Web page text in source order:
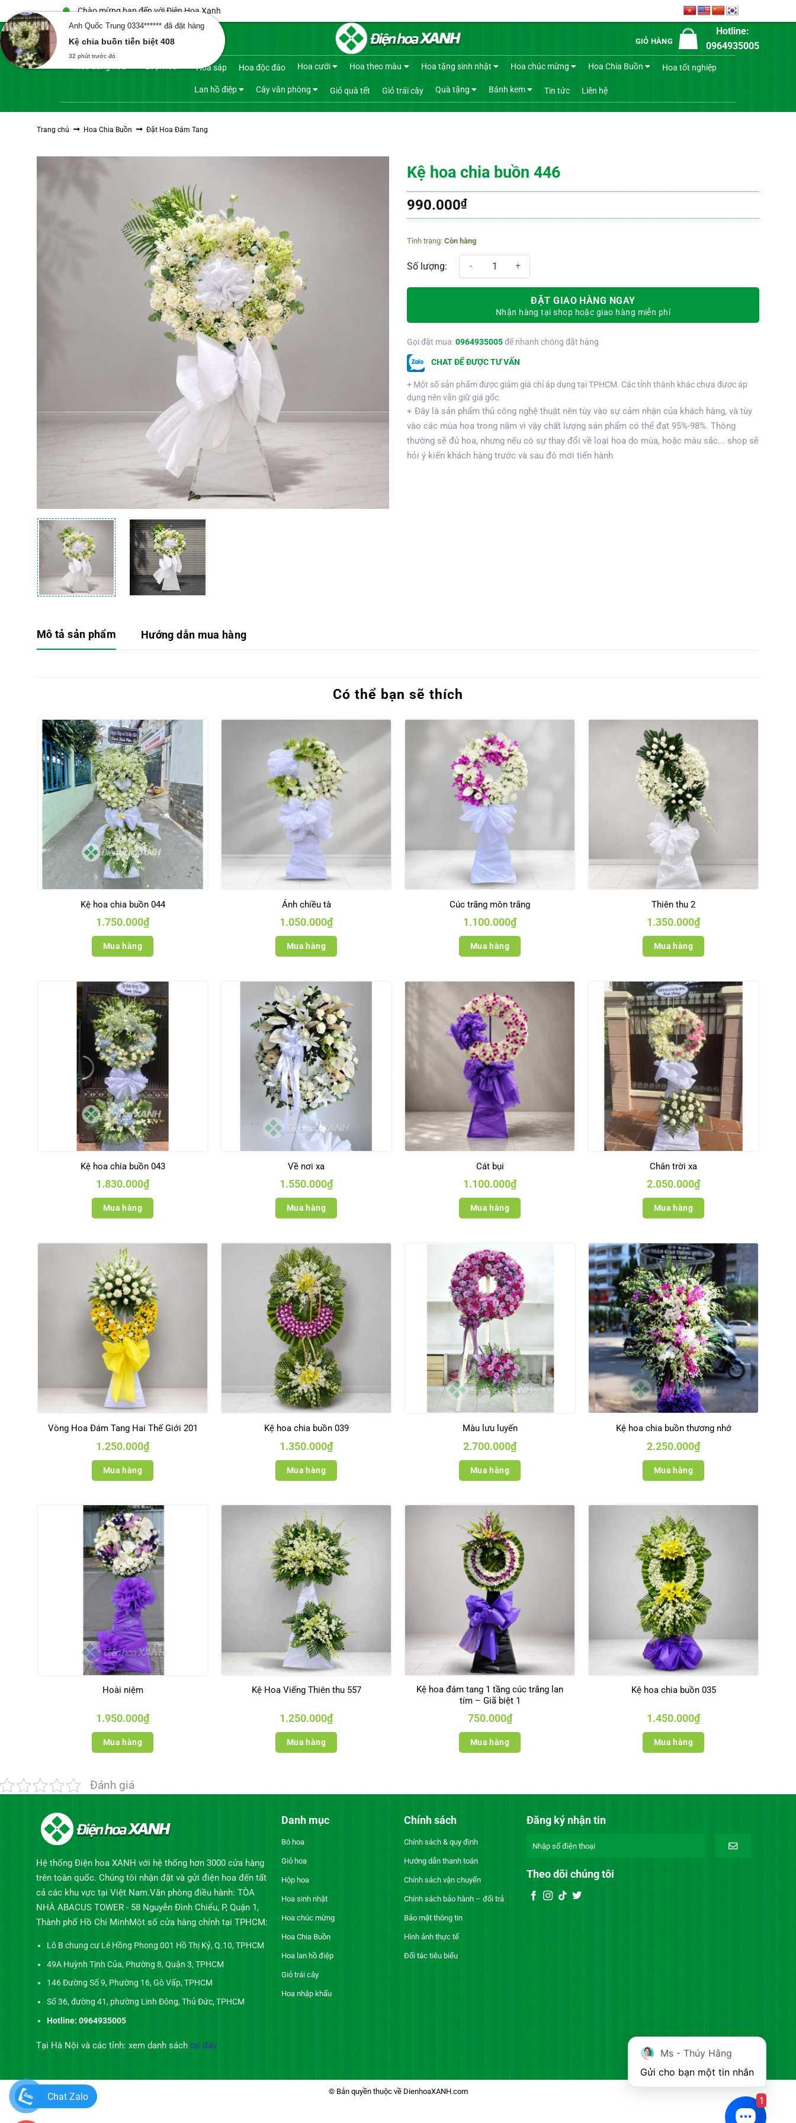
qua
nội
dung
Chào mừng bạn đến với Điện Hoa Xanh
Tìm
kiếm:
GIỎ HÀNG
Hotline:
0964935005
Kiểu dáng hoa Loại hoa Hoa sáp Hoa độc đáo Hoa cưới Hoa theo màu Hoa tặng sinh nhật Hoa chúc mừng Hoa Chia Buồn Hoa tốt nghiệp
Lan hồ điệp Cây văn phòng Giỏ quà tết Giỏ trái cây Quà tặng Bánh kem Tin tức Liên hệ
Trang chủ Hoa Chia Buồn Đặt Hoa Đám Tang
Kệ hoa chia buồn 446
990.000₫
Còn hàng
Kệ hoa chia buồn 446 số lượng
ĐẶT GIAO HÀNG NGAY
Nhận hàng tại shop hoặc giao hàng miễn phí
Gọi đặt mua:0964935005để nhanh chóng đặt hàng
CHAT ĐỂ ĐƯỢC TƯ VẤN
+ Một số sản phẩm được giảm giá chỉ áp dụng tại TPHCM. Các tỉnh thành khác chưa được áp
dụng nên vẫn giữ giá gốc.
+ Đây là sản phẩm thủ công nghệ thuật nên tùy vào sự cảm nhận của khách hàng, và tùy
vào các mùa hoa trong năm vì vậy chất lượng sản phẩm có thể đạt 95%-98%. Thông
thường sẽ đủ hoa, nhưng nếu có sự thay đổi về loại hoa do mùa, hoặc màu sắc... shop sẽ
hỏi ý kiến khách hàng trước và sau đó mới tiến hành
Mô tả sản phẩm Hướng dẫn mua hàng
Có thể bạn sẽ thích
Kệ hoa chia buồn 044
1.750.000₫
Mua hàng
Ánh chiều tà
1.050.000₫
Mua hàng
Cúc trắng môn trắng
1.100.000₫
Mua hàng
Thiên thu 2
1.350.000₫
Mua hàng
Kệ hoa chia buồn 043
1.830.000₫
Mua hàng
Về nơi xa
1.550.000₫
Mua hàng
Cát bụi
1.100.000₫
Mua hàng
Chân trời xa
2.050.000₫
Mua hàng
Vòng Hoa Đám Tang Hai Thế Giới 201
1.250.000₫
Mua hàng
Kệ hoa chia buồn 039
1.350.000₫
Mua hàng
Màu lưu luyến
2.700.000₫
Mua hàng
Kệ hoa chia buồn thương nhớ
2.250.000₫
Mua hàng
Hoài niệm
1.950.000₫
Mua hàng
Kệ Hoa Viếng Thiên thu 557
1.250.000₫
Mua hàng
Kệ hoa đám tang 1 tầng cúc trắng lan
tím – Giã biệt 1
750.000₫
Mua hàng
Kệ hoa chia buồn 035
1.450.000₫
Mua hàng
Đánh giá
Hệ thống Điện hoa XANH với hệ thống hơn 3000 cửa hàng
trên toàn quốc. Chúng tôi nhận đặt và gửi điện hoa đến tất
cả các khu vực tại Việt Nam.Văn phòng điều hành: TÒA
NHÀ ABACUS TOWER - 58 Nguyễn Đình Chiểu, P, Quận 1,
Thành phố Hồ Chí MinhMột số cửa hàng chính tại TPHCM:
Lô B chung cư Lê Hồng Phong 001 Hồ Thị Kỷ, Q.10, TPHCM
49A Huỳnh Tịnh Của, Phường 8, Quận 3, TPHCM
146 Đường Số 9, Phường 16, Gò Vấp, TPHCM
Số 36, đường 41, phường Linh Đông, Thủ Đức, TPHCM
Hotline: 0964935005
Tại Hà Nội và các tỉnh: xem danh sách tại đây
Danh mục
Bó hoa
Giỏ hoa
Hộp hoa
Hoa sinh nhật
Hoa chúc mừng
Hoa Chia Buồn
Hoa lan hồ điệp
Giỏ trái cây
Hoa nhập khẩu
Chính sách
Chính sách & quy định
Hướng dẫn thanh toán
Chính sách vận chuyển
Chính sách bảo hành – đổi trả
Bảo mật thông tin
Hình ảnh thực tế
Đối tác tiêu biểu
Đăng ký nhận tin
Theo dõi chúng tôi
© Bản quyền thuộc về DienhoaXANH.com
Chat Zalo
Anh Quốc Trung 0334****** đã đặt hàng
Kệ chia buồn tiễn biệt 408
32 phút trước đó
Ms - Thúy Hằng
Gửi cho bạn một tin nhắn
1